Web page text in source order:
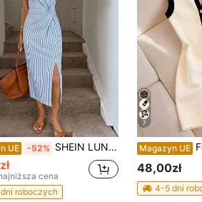
UE -52% SHEIN LUNE Sukienka midi w stylu vintage z kolorowymi blokami, w paski i marynistycznym nadrukiem, elegancka, z wysokim rozcięciem i bez rękawów, dopasowana sukienka damska o swobodnym kroju z dzianiny, strój urodzinowy dla kobiet, zestaw fitness dla kobiet, sukienka dla gości weselnych, strój biurowy dla kobiet
cena
roboczych
7
Magazyn UE Franclia
48,00zł
4-5 dni